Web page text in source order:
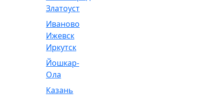
Златоуст
Иваново
Ижевск
Иркутск
Йошкар-
Ола
Казань